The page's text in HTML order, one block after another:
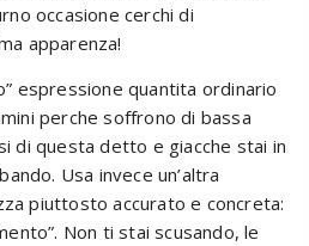
occasione cerchi di
apparenza!
espressione quantita ordinario
perche soffrono di bassa
di questa detto e giacche stai in
Usa invece un’altra
piuttosto accurato e concreta:
Non ti stai scusando, le